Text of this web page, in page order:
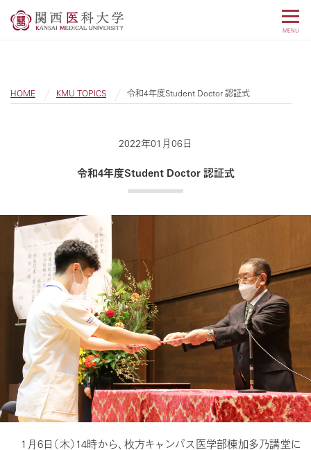
MENU
HOME KMU TOPICS 令和4年度Student Doctor 認証式
2022年01月06日
令和4年度Student Doctor 認証式
1月6日（木）14時から、枚方キャンパス医学部棟加多乃講堂に